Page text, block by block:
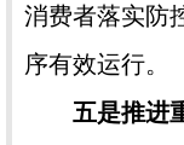
消费者落实防
序有效运行。
五是推进